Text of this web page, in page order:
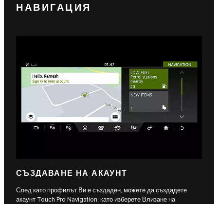
НАВИГАЦИЯ
СЪЗДАВАНЕ НА АКАУНТ
След като профилът Ви е създаден, можете да създадете
акаунт Touch Pro Navigation, като изберете Влизане на